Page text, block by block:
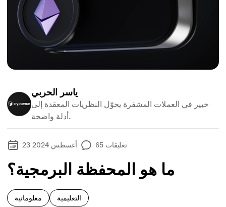
ياسر الحربي
خبير في العملات المشفرة يحوّل النظريات المعقدة إلى
أدلة واضحة.
23 أغسطس 2024 65 تعليقات
ما هو المحفظة البرمجية؟
معلوماتية التعليمية